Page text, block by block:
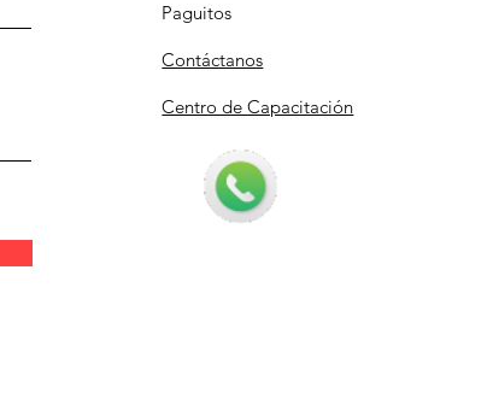
Paguitos
Contáctanos
Centro de Capacitación